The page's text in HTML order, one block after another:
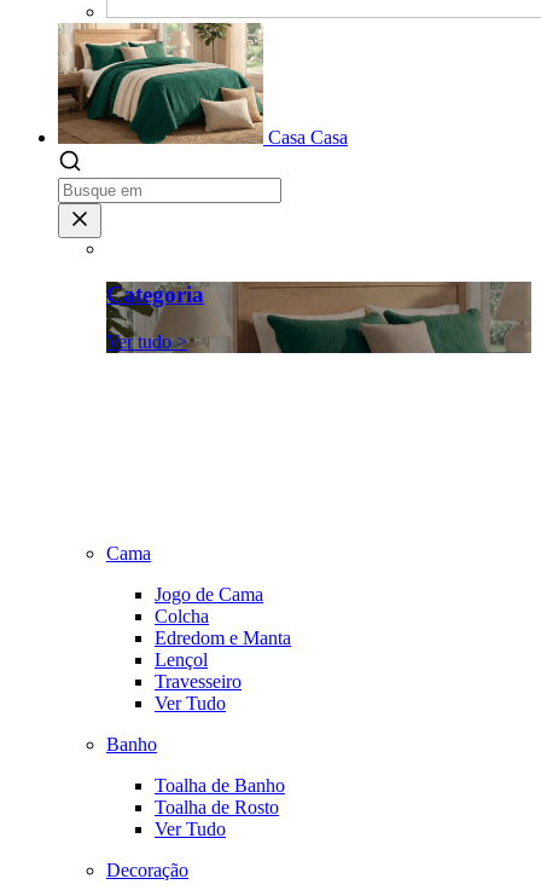
Casa Casa
Categoria
Ver tudo >
Cama
Jogo de Cama
Colcha
Edredom e Manta
Lençol
Travesseiro
Ver Tudo
Banho
Toalha de Banho
Toalha de Rosto
Ver Tudo
Decoração